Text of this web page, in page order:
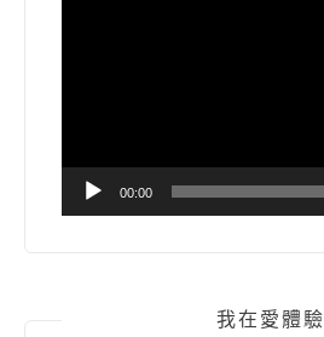
00:00
我在愛體驗